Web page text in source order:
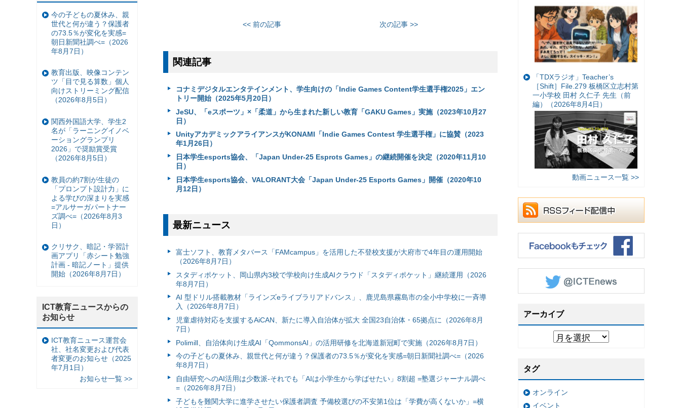
<< 前の記事 次の記事 >>
関連記事
コナミデジタルエンタテインメント、学生向けの「Indie Games Content学生選手権2025」エン
トリー開始（2025年5月20日）
JeSU、「eスポーツ」×「柔道」から生まれた新しい教育「GAKU Games」実施（2023年10月27
日）
UnityアカデミックアライアンスがKONAMI「Indie Games Contest 学生選手権」に協賛（2023
年1月26日）
日本学生esports協会、「Japan Under-25 Esprots Games」の継続開催を決定（2020年11月10
日）
日本学生esports協会、VALORANT大会「Japan Under-25 Esports Games」開催（2020年10
月12日）
最新ニュース
富⼠ソフト、教育メタバース「FAMcampus」を活用した不登校支援が大府市で4年目の運用開始
（2026年8月7日）
スタディポケット、岡山県内3校で学校向け生成AIクラウド「スタディポケット」継続運用（2026
年8月7日）
AI 型ドリル搭載教材「ラインズeライブラリアドバンス」、鹿児島県霧島市の全小中学校に一斉導
入（2026年8月7日）
児童虐待対応を支援するAiCAN、新たに導入自治体が拡大 全国23自治体・65拠点に（2026年8月
7日）
Polimill、自治体向け生成AI「QommonsAI」の活用研修を北海道新冠町で実施（2026年8月7日）
今の子どもの夏休み、親世代と何が違う？保護者の73.5％が変化を実感=朝日新聞社調べ=（2026
年8月7日）
自由研究へのAI活用は少数派-それでも「AIは小学生から学ばせたい」8割超 =塾選ジャーナル調べ
=（2026年8月7日）
子どもを難関大学に進学させたい保護者調査 予備校選びの不安第1位は「学費が高くないか」=横
「TDXラジオ」Teacher’s
［Shift］File.279 板橋区立志村第
一小学校 田村 久仁子 先生（前
編）（2026年8月4日）
動画ニュース一覧 >>
アーカイブ
タグ
オンライン
イベント
今の子どもの夏休み、親
世代と何が違う？保護者
の73.5％が変化を実感=
朝日新聞社調べ=（2026
年8月7日）
教育出版、映像コンテン
ツ「目で見る算数」個人
向けストリーミング配信
（2026年8月5日）
関西外国語大学、学生2
名が「ラーニングイノベ
ーショングランプリ
2026」で奨励賞受賞
（2026年8月5日）
教員の約7割が生徒の
「プロンプト設計力」に
よる学びの深まりを実感
=アルサーガパートナー
ズ調べ=（2026年8月3
日）
クリサク、暗記・学習計
画アプリ「赤シート勉強
計画 - 暗記ノート」提供
開始（2026年8月7日）
ICT教育ニュースからの
お知らせ
ICT教育ニュース運営会
社、社名変更および代表
者変更のお知らせ（2025
年7月1日）
お知らせ一覧 >>